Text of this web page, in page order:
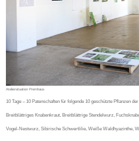
Ateliersituation Premhaus
10 Tage – 10 Patenschaften für folgende 10 geschützte Pflanzen
Breitblättriges Knabenkraut, Breitblättrige Stendelwurz,
Vogel-Nestwurz, Sibirische Schwertlilie, Weiße Waldhyazinthe,